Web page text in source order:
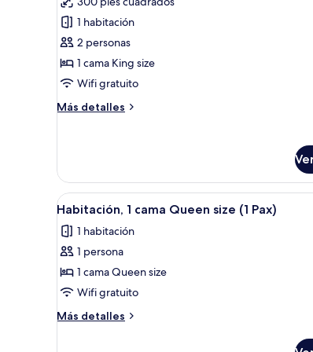
1 habitación
2 personas
1 cama King size
Wifi gratuito
Más detalles
Más
1
cama
King
Abrir
todas
las
fotos
de
Habitación,
1
cama
Edredón, caja de
3
Habitación, 1 cama Queen size (1 Pax)
1 habitación
1 persona
1 cama Queen size
Wifi gratuito
Más detalles
Más